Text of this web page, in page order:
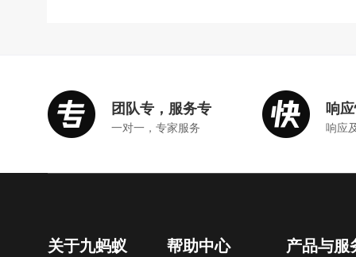
团队专，服务专
一对一，专家服务
响
响应
关于九蚂蚁 帮助中心 产品与服